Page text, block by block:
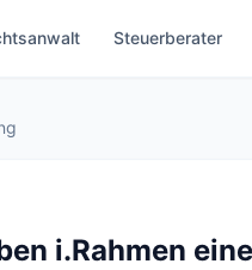
Steuerberater
i.Rahmen